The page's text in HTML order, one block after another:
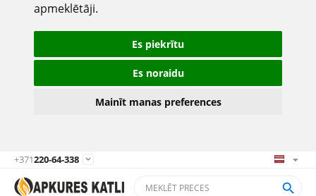
apmeklētāji.
Es piekrītu
Es noraidu
Mainīt manas preferences
+371220-64-338 
